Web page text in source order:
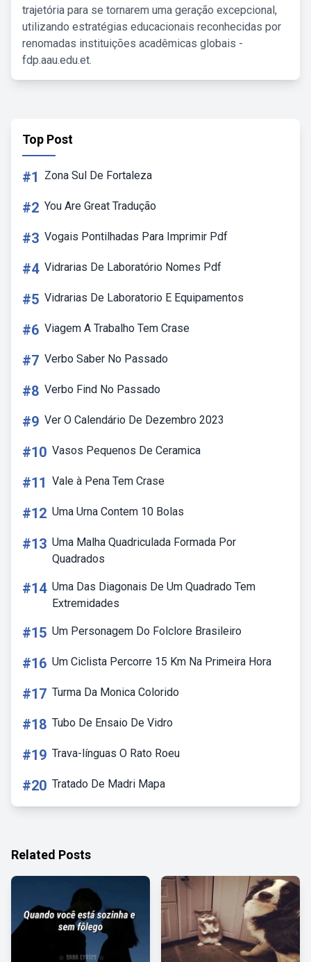
trajetória para se tornarem uma geração excepcional,
utilizando estratégias educacionais reconhecidas por
renomadas instituições acadêmicas globais -
fdp.aau.edu.et.
Top Post
#1 Zona Sul De Fortaleza
#2 You Are Great Tradução
#3 Vogais Pontilhadas Para Imprimir Pdf
#4 Vidrarias De Laboratório Nomes Pdf
#5 Vidrarias De Laboratorio E Equipamentos
#6 Viagem A Trabalho Tem Crase
#7 Verbo Saber No Passado
#8 Verbo Find No Passado
#9 Ver O Calendário De Dezembro 2023
#10 Vasos Pequenos De Ceramica
#11 Vale à Pena Tem Crase
#12 Uma Urna Contem 10 Bolas
#13 Uma Malha Quadriculada Formada Por
Quadrados
#14 Uma Das Diagonais De Um Quadrado Tem
Extremidades
#15 Um Personagem Do Folclore Brasileiro
#16 Um Ciclista Percorre 15 Km Na Primeira Hora
#17 Turma Da Monica Colorido
#18 Tubo De Ensaio De Vidro
#19 Trava-línguas O Rato Roeu
#20 Tratado De Madri Mapa
Related Posts